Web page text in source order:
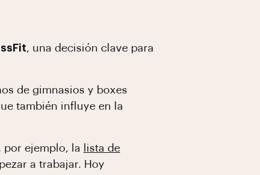
, una decisión clave para
de gimnasios y boxes
también influye en la
por ejemplo, la
lista de
a trabajar. Hoy